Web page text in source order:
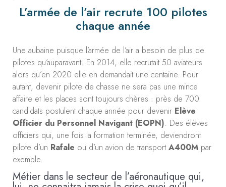
L’armée de l’air recrute 100 pilotes
chaque année
Une aubaine puisque l’armée de l’air a besoin de plus de
pilotes qu’auparavant. En 2014, elle recrutait 50 aviateurs
alors qu’en 2020 elle en demandait une centaine. Pour
autant, devenir pilote de chasse ne sera pas une mince
affaire et les places sont toujours chères : près de 700
candidats postulent chaque année pour devenir Elève
Officier du Personnel Navigant (EOPN). Des élèves
officiers qui, une fois la formation terminée, deviendront
pilote d’un Rafale ou d’un avion de transport A400M par
exemple.
Métier dans le secteur de l’aéronautique qui,